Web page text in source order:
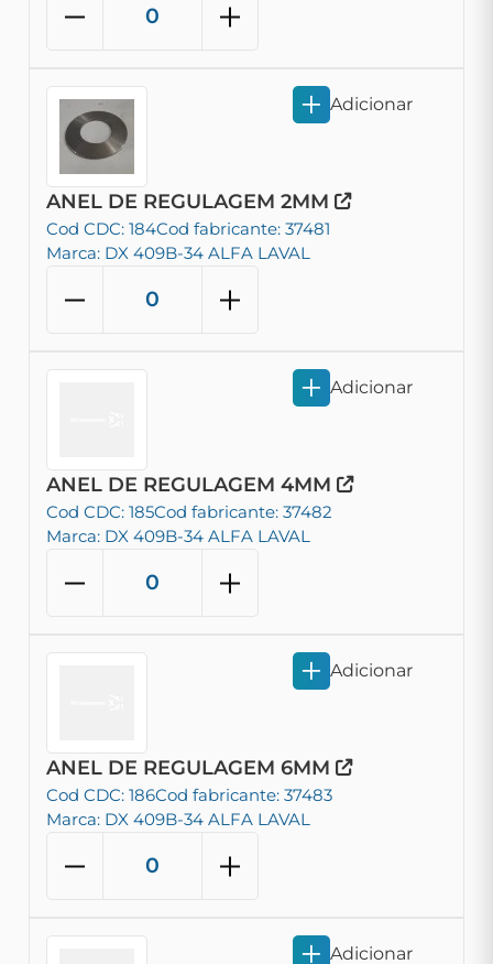
ANEL DE REGULAGEM 2MM
Cod CDC: 184Cod fabricante: 37481
Marca: DX 409B-34 ALFA LAVAL
Adicionar
ANEL DE REGULAGEM 4MM
Cod CDC: 185Cod fabricante: 37482
Marca: DX 409B-34 ALFA LAVAL
Adicionar
ANEL DE REGULAGEM 6MM
Cod CDC: 186Cod fabricante: 37483
Marca: DX 409B-34 ALFA LAVAL
Adicionar
Adicionar